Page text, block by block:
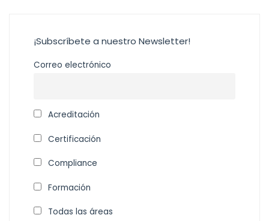
¡Subscríbete a nuestro Newsletter!
Correo electrónico
Acreditación
Certificación
Compliance
Formación
Todas las áreas